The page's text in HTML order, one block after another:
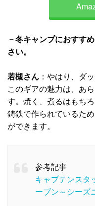
－冬キャンプにおすす
さい。
若槻さん ：やはり、ダ
このギアの魅力は、あ
す。焼く、煮るはもち
鋳鉄で作られているた
ができます。
参考記事
キャプテンスタ
ーブン～シーズ